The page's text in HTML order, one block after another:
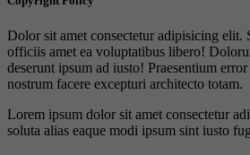
Dolor sit amet consectetur adipisicing elit.
officiis amet ea voluptatibus libero!
deserunt ipsum ad iusto! Praesentium
nostrum facere excepturi architecto totam.
Lorem ipsum dolor sit amet consectetur
soluta alias eaque modi ipsum sint iusto